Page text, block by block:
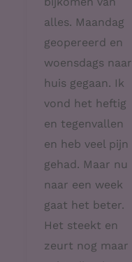
alles. Maandag
geopereerd en
woensdags naar
huis gegaan. Ik
vond het heftig
en tegenvallen
en heb veel pijn
gehad. Maar nu
naar een week
gaat het beter.
Het steekt en
zeurt nog maar